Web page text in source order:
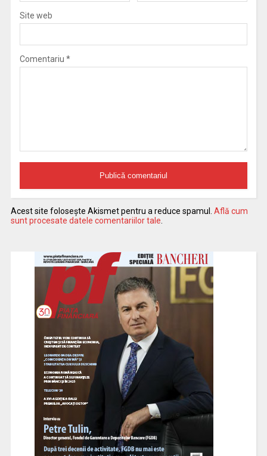
Site web
Comentariu *
Acest site folosește Akismet pentru a reduce spamul. Află cum
sunt procesate datele comentariilor tale